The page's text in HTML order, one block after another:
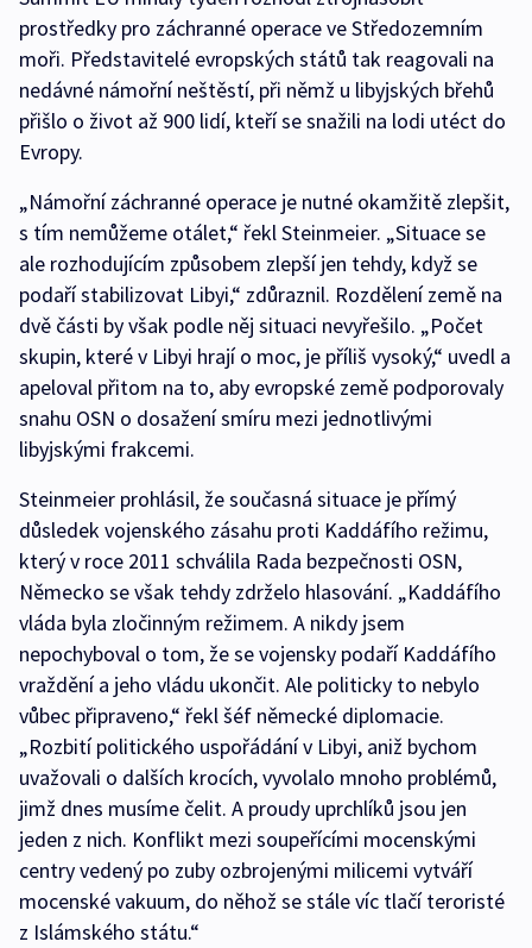
prostředky pro záchranné operace ve Středozemním
moři. Představitelé evropských států tak reagovali na
nedávné námořní neštěstí, při němž u libyjských břehů
přišlo o život až 900 lidí, kteří se snažili na lodi utéct do
Evropy.
„Námořní záchranné operace je nutné okamžitě zlepšit,
s tím nemůžeme otálet,“ řekl Steinmeier. „Situace se
ale rozhodujícím způsobem zlepší jen tehdy, když se
podaří stabilizovat Libyi,“ zdůraznil. Rozdělení země na
dvě části by však podle něj situaci nevyřešilo. „Počet
skupin, které v Libyi hrají o moc, je příliš vysoký,“ uvedl a
apeloval přitom na to, aby evropské země podporovaly
snahu OSN o dosažení smíru mezi jednotlivými
libyjskými frakcemi.
Steinmeier prohlásil, že současná situace je přímý
důsledek vojenského zásahu proti Kaddáfího režimu,
který v roce 2011 schválila Rada bezpečnosti OSN,
Německo se však tehdy zdrželo hlasování. „Kaddáfího
vláda byla zločinným režimem. A nikdy jsem
nepochyboval o tom, že se vojensky podaří Kaddáfího
vraždění a jeho vládu ukončit. Ale politicky to nebylo
vůbec připraveno,“ řekl šéf německé diplomacie.
„Rozbití politického uspořádání v Libyi, aniž bychom
uvažovali o dalších krocích, vyvolalo mnoho problémů,
jimž dnes musíme čelit. A proudy uprchlíků jsou jen
jeden z nich. Konflikt mezi soupeřícími mocenskými
centry vedený po zuby ozbrojenými milicemi vytváří
mocenské vakuum, do něhož se stále víc tlačí teroristé
z Islámského státu.“